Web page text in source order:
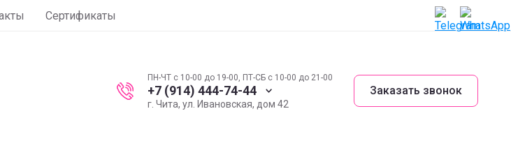
Сертификаты
ПН-ЧТ с 10-00 до 19-00, ПТ-СБ с 10-00 до 21-00
+7 (914) 444-74-44
г. Чита, ул. Ивановская, дом 42
Заказать звонок